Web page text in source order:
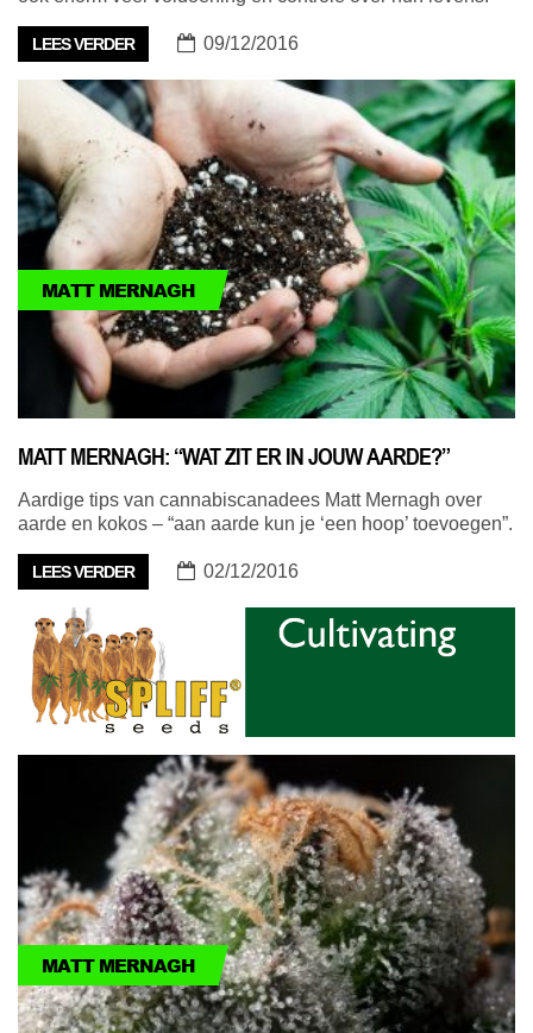
LEES VERDER 09/12/2016
MATT MERNAGH
MATT MERNAGH: “WAT ZIT ER IN JOUW AARDE?”
Aardige tips van cannabiscanadees Matt Mernagh over
aarde en kokos – “aan aarde kun je ‘een hoop’ toevoegen”.
LEES VERDER 02/12/2016
MATT MERNAGH